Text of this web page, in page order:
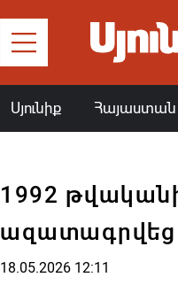
Սյունիք Հայաստան
1992
ազատագրվեց
18.05.2026 12:11